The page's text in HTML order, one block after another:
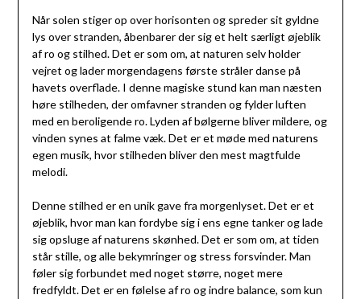
Når solen stiger op over horisonten og spreder sit gyldne
lys over stranden, åbenbarer der sig et helt særligt øjeblik
af ro og stilhed. Det er som om, at naturen selv holder
vejret og lader morgendagens første stråler danse på
havets overflade. I denne magiske stund kan man næsten
høre stilheden, der omfavner stranden og fylder luften
med en beroligende ro. Lyden af bølgerne bliver mildere, og
vinden synes at falme væk. Det er et møde med naturens
egen musik, hvor stilheden bliver den mest magtfulde
melodi.
Denne stilhed er en unik gave fra morgenlyset. Det er et
øjeblik, hvor man kan fordybe sig i ens egne tanker og lade
sig opsluge af naturens skønhed. Det er som om, at tiden
står stille, og alle bekymringer og stress forsvinder. Man
føler sig forbundet med noget større, noget mere
fredfyldt. Det er en følelse af ro og indre balance, som kun